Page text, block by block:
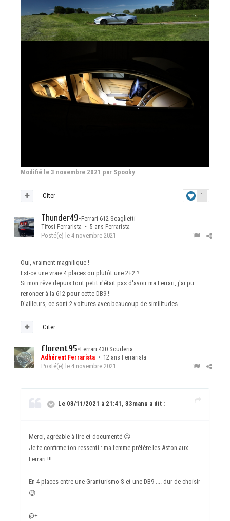
Modifié le 3 novembre 2021 par Spooky
1
Citer
Thunder49•Ferrari 612 Scaglietti
Tifosi Ferrarista • 5 ans Ferrarista
Posté(e) le 4 novembre 2021
Oui, vraiment magnifique !
Est-ce une vraie 4 places ou plutôt une 2+2 ?
Si mon rêve depuis tout petit n'était pas d'avoir ma Ferrari, j'ai pu
renoncer à la 612 pour cette DB9 !
D'ailleurs, ce sont 2 voitures avec beaucoup de similitudes.
Citer
florent95•Ferrari 430 Scuderia
Adhérent Ferrarista • 12 ans Ferrarista
Posté(e) le 4 novembre 2021
Le 03/11/2021 à 21:41, 33manu a dit :
Merci, agréable à lire et documenté 😉
Je te confirme ton ressenti : ma femme préfère les Aston aux
Ferrari !!!
En 4 places entre une Granturismo S et une DB9 .... dur de choisir
😉
@+